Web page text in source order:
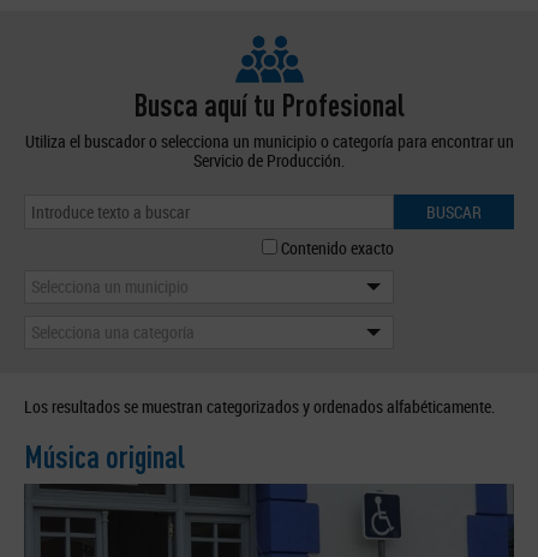
Busca aquí tu Profesional
Utiliza el buscador o selecciona un municipio o categoría para encontrar un
Servicio de Producción.
BUSCAR
Contenido exacto
Selecciona un municipio
Selecciona una categoría
Los resultados se muestran categorizados y ordenados alfabéticamente.
Música original